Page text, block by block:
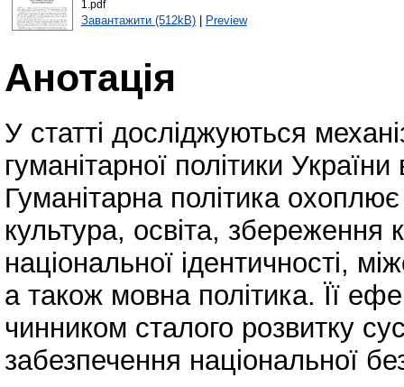
1.pdf
Завантажити (512kB)| Preview
Анотація
У статті досліджуються
гуманітарної політики
Гуманітарна політика
культура, освіта,
національної ідентичності,
а також мовна політика. Її
чинником сталого розвитку
забезпечення національної